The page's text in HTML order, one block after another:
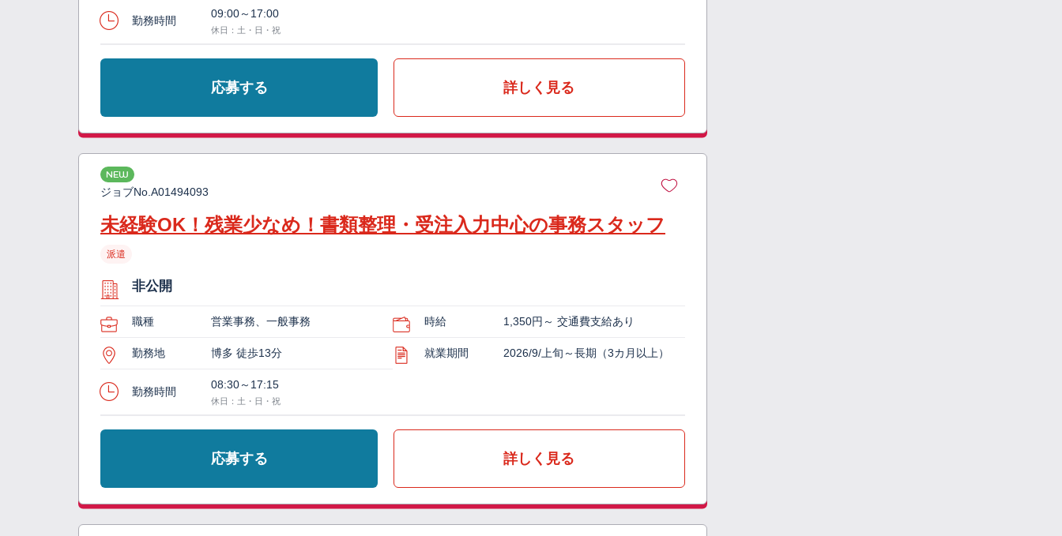
勤務時間
09:00～17:00
休日：土・日・祝
応募する 詳しく見る
NEW
ジョブNo. A01494093
未経験OK！残業少なめ！書類整理・受注入力中心の事務スタッフ
派遣
非公開
職種 営業事務、一般事務 時給 1,350円～ 交通費支給あり
勤務地 博多 徒歩13分 就業期間 2026/9/上旬～長期（3カ月以上）
勤務時間
08:30～17:15
休日：土・日・祝
応募する 詳しく見る